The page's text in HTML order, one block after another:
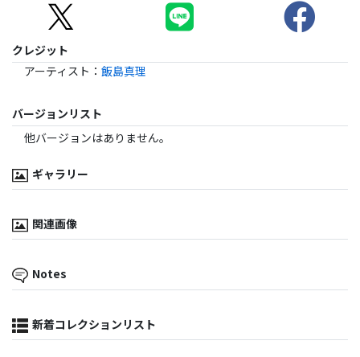
クレジット
アーティスト ： 飯島真理
バージョンリスト
他バージョンはありません。
ギャラリー
関連画像
Notes
新着コレクションリスト